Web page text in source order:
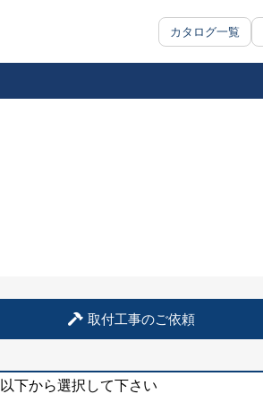
カタログ一覧
取付工事のご依頼
以下から選択して下さい